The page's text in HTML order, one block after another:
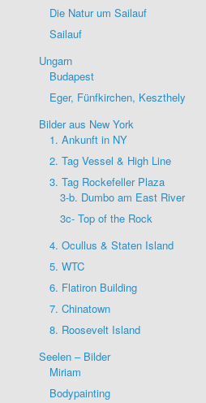
Die Natur um Sailauf
Sailauf
Ungarn
Budapest
Eger, Fünfkirchen, Keszthely
Bilder aus New York
1. Ankunft in NY
2. Tag Vessel & High Line
3. Tag Rockefeller Plaza
3-b. Dumbo am East River
3c- Top of the Rock
4. Ocullus & Staten Island
5. WTC
6. Flatiron Building
7. Chinatown
8. Roosevelt Island
Seelen – Bilder
Miriam
Bodypainting